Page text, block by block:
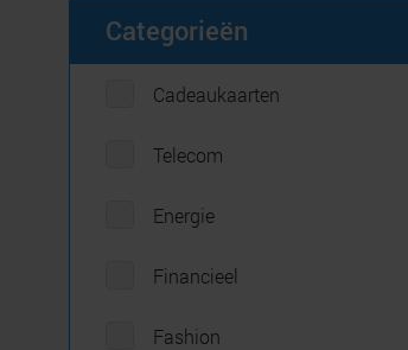
Categorieën
Cadeaukaarten
Telecom
Energie
Financieel
Fashion